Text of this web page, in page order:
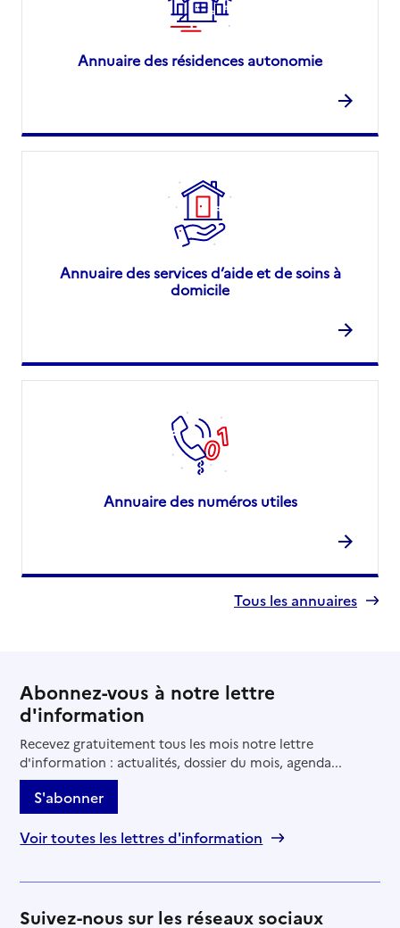
Annuaire des résidences autonomie
Annuaire des services d’aide et de soins à
domicile
Annuaire des numéros utiles
Tous les annuaires
Abonnez-vous à notre lettre
d'information
Recevez gratuitement tous les mois notre lettre
d'information : actualités, dossier du mois, agenda...
S'abonner
Voir toutes les lettres d'information
Suivez-nous sur les réseaux sociaux